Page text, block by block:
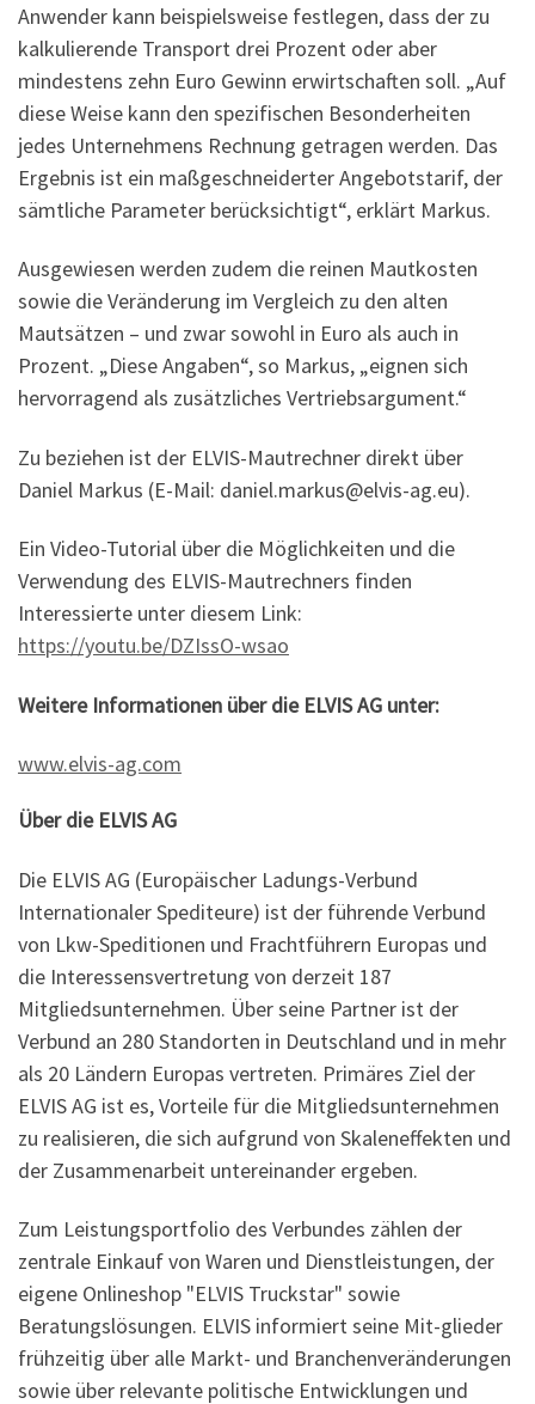
Anwender kann beispielsweise festlegen, dass der zu
kalkulierende Transport drei Prozent oder aber
mindestens zehn Euro Gewinn erwirtschaften soll. „Auf
diese Weise kann den spezifischen Besonderheiten
jedes Unternehmens Rechnung getragen werden. Das
Ergebnis ist ein maßgeschneiderter Angebotstarif, der
sämtliche Parameter berücksichtigt“, erklärt Markus.
Ausgewiesen werden zudem die reinen Mautkosten
sowie die Veränderung im Vergleich zu den alten
Mautsätzen – und zwar sowohl in Euro als auch in
Prozent. „Diese Angaben“, so Markus, „eignen sich
hervorragend als zusätzliches Vertriebsargument.“
Zu beziehen ist der ELVIS-Mautrechner direkt über
Daniel Markus (E-Mail: daniel.markus@elvis-ag.eu).
Ein Video-Tutorial über die Möglichkeiten und die
Verwendung des ELVIS-Mautrechners finden
Interessierte unter diesem Link:
https://youtu.be/DZIssO-wsao
Weitere Informationen über die ELVIS AG unter:
www.elvis-ag.com
Über die ELVIS AG
Die ELVIS AG (Europäischer Ladungs-Verbund
Internationaler Spediteure) ist der führende Verbund
von Lkw-Speditionen und Frachtführern Europas und
die Interessensvertretung von derzeit 187
Mitgliedsunternehmen. Über seine Partner ist der
Verbund an 280 Standorten in Deutschland und in mehr
als 20 Ländern Europas vertreten. Primäres Ziel der
ELVIS AG ist es, Vorteile für die Mitgliedsunternehmen
zu realisieren, die sich aufgrund von Skaleneffekten und
der Zusammenarbeit untereinander ergeben.
Zum Leistungsportfolio des Verbundes zählen der
zentrale Einkauf von Waren und Dienstleistungen, der
eigene Onlineshop "ELVIS Truckstar" sowie
Beratungslösungen. ELVIS informiert seine Mit-glieder
frühzeitig über alle Markt- und Branchenveränderungen
sowie über relevante politische Entwicklungen und